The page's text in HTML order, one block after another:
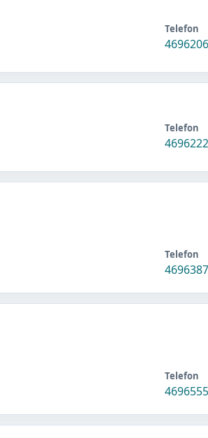
Telefon
Telefon
Telefon
Telefon